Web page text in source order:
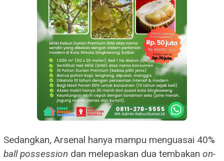
Sedangkan, Arsenal hanya mampu menguasai 40%
ball possession dan melepaskan dua tembakan on-